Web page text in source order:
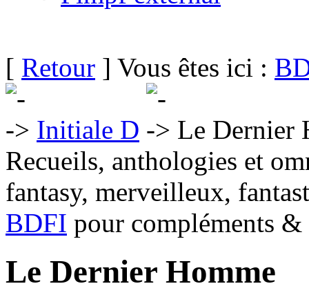
[ Retour ] Vous êtes ici :
Initiale D
Le Dernier
Recueils, anthologies et
fantasy, merveilleux,
BDFI pour compléments
Le Dernier Homme